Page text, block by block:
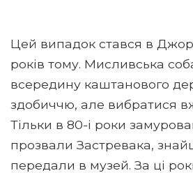
Цей випадок стався в
років тому. Мисливська
всередину каштанового
здобиччю, але вибратися
Тільки в 80-і роки
прозвали Застревака,
передали в музей. За ці